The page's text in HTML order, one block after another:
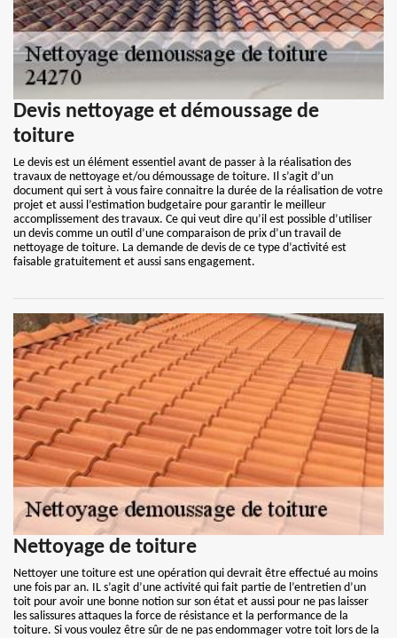
Devis nettoyage et démoussage de
toiture
Le devis est un élément essentiel avant de passer à la réalisation des
travaux de nettoyage et/ou démoussage de toiture. Il s’agit d’un
document qui sert à vous faire connaitre la durée de la réalisation de votre
projet et aussi l’estimation budgetaire pour garantir le meilleur
accomplissement des travaux. Ce qui veut dire qu’il est possible d’utiliser
un devis comme un outil d’une comparaison de prix d’un travail de
nettoyage de toiture. La demande de devis de ce type d’activité est
faisable gratuitement et aussi sans engagement.
Nettoyage de toiture
Nettoyer une toiture est une opération qui devrait être effectué au moins
une fois par an. IL s’agit d’une activité qui fait partie de l’entretien d’un
toit pour avoir une bonne notion sur son état et aussi pour ne pas laisser
les salissures attaques la force de résistance et la performance de la
toiture. Si vous voulez être sûr de ne pas endommager votre toit lors de la